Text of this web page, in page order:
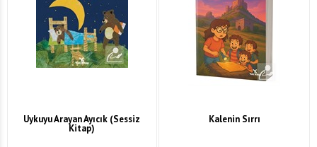
Uykuyu Arayan Ayıcık (Sessiz
Kitap)
Kalenin Sırrı